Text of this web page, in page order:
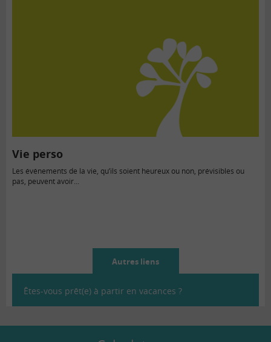
Vie perso
Les événements de la vie, qu’ils soient heureux ou non, prévisibles ou
pas, peuvent avoir...
Autres liens
Êtes-vous prêt(e) à partir en vacances ?